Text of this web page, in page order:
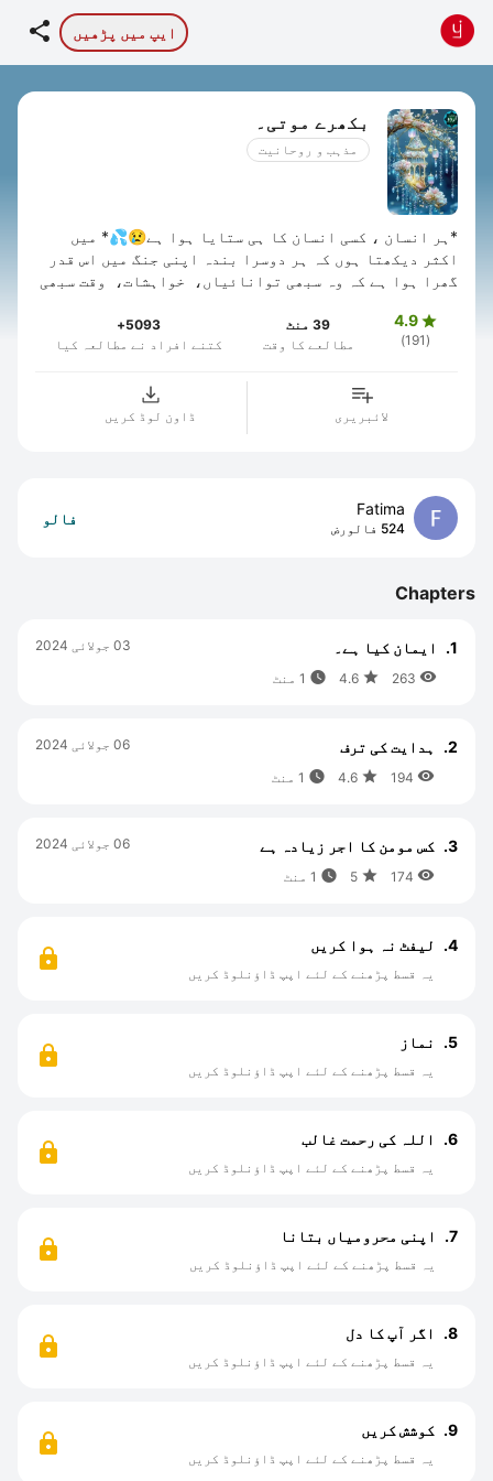
ایپ میں پڑھیں 
بکھرے موتی۔
مذہب و روحانیت
*ہر انسان ، کسی انسان کا ہی ستایا ہوا ہے😢💦* میں
اکثر دیکھتا ہوں کہ ہر دوسرا بندہ اپنی جنگ میں اس قدر
گھرا ہوا ہے کہ وہ سبھی توانائیاں، خواہشات، وقت سبھی

4.9
(191)
39 منٹ
مطالعے کا وقت
5093+
کتنے افراد نے مطالعہ کیا
لائبریری ڈاون لوڈ کریں
Fatima
524 فالورض
فالو
Chapters
1. ایمان کیا ہے۔



03 جولائی 2024
2. ہدایت کی ترف



06 جولائی 2024
3. کس مومن کا اجر زیادہ ہے



06 جولائی 2024
4. لیفٹ نہ ہوا کریں
یہ قسط پڑھنے کے لئے اپپ ڈاؤنلوڈ کریں
5. نماز
یہ قسط پڑھنے کے لئے اپپ ڈاؤنلوڈ کریں
6. اللہ کی رحمت غالب
یہ قسط پڑھنے کے لئے اپپ ڈاؤنلوڈ کریں
7. اپنی محرومیاں بتانا
یہ قسط پڑھنے کے لئے اپپ ڈاؤنلوڈ کریں
8. اگر آپ کا دل
یہ قسط پڑھنے کے لئے اپپ ڈاؤنلوڈ کریں
9. کوشش کریں
یہ قسط پڑھنے کے لئے اپپ ڈاؤنلوڈ کریں